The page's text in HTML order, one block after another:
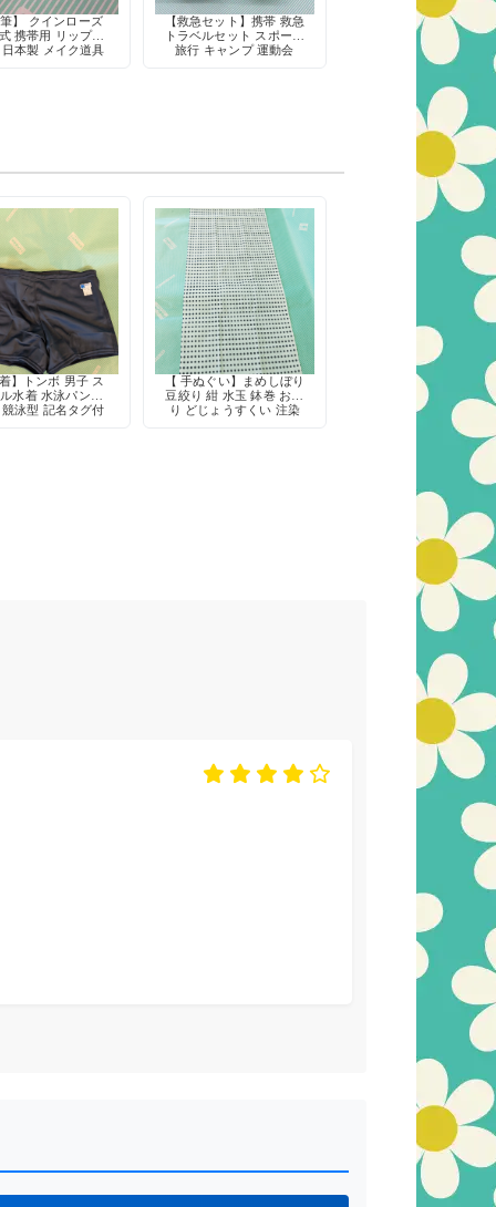
】 クインローズ
携帯用 リップブ
本製 メイク道具
【救急セット】携帯 救急
トラベルセット スポーツ
旅行 キャンプ 運動会
】トンボ 男子 ス
水着 水泳パンツ
泳型 記名タグ付
【 手ぬぐい】まめしぼり
豆絞り 紺 水玉 鉢巻 お祭
り どじょうすくい 注染